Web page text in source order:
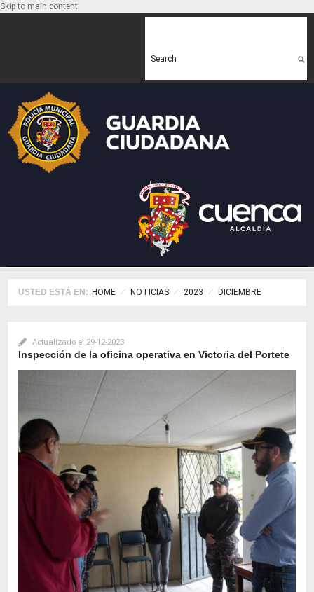
Skip to main content
Search
USTED ESTÁ EN: HOME NOTICIAS 2023 DICIEMBRE
Actualizado el 29-12-2023
Inspección de la oficina operativa en Victoria del Portete